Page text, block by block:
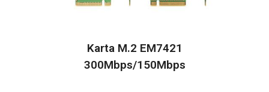
Karta M.2 EM7421
300Mbps/150Mbps